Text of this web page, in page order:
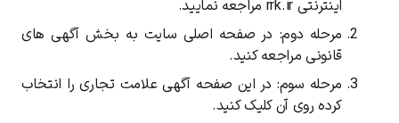
اینترنتی rrk.ir مراجعه نمایید.
مرحله دوم: در صفحه اصلی سایت به بخش آگهی های
قانونی مراجعه کنید.
مرحله سوم: در این صفحه آگهی علامت تجاری را انتخاب
کرده روی آن کلیک کنید.